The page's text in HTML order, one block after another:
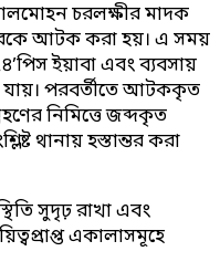
চরলক্ষীর মাদক
আটক করা হয়। এ সময়
ইয়াবা এবং ব্যবসায়
যায়। পরবর্তীতে আটককৃত
নিমিত্তে জব্দকৃত
থানায় হস্তান্তর করা
সুদৃঢ় রাখা এবং
একালাসমূহে